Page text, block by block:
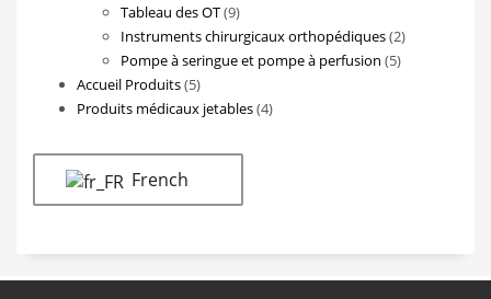
produits
Tableau des OT 99
produits
Instruments chirurgicaux orthopédiques 22
produits
Pompe à seringue et pompe à perfusion 55
Accueil Produits 55
produits
Produits médicaux jetables 44
French